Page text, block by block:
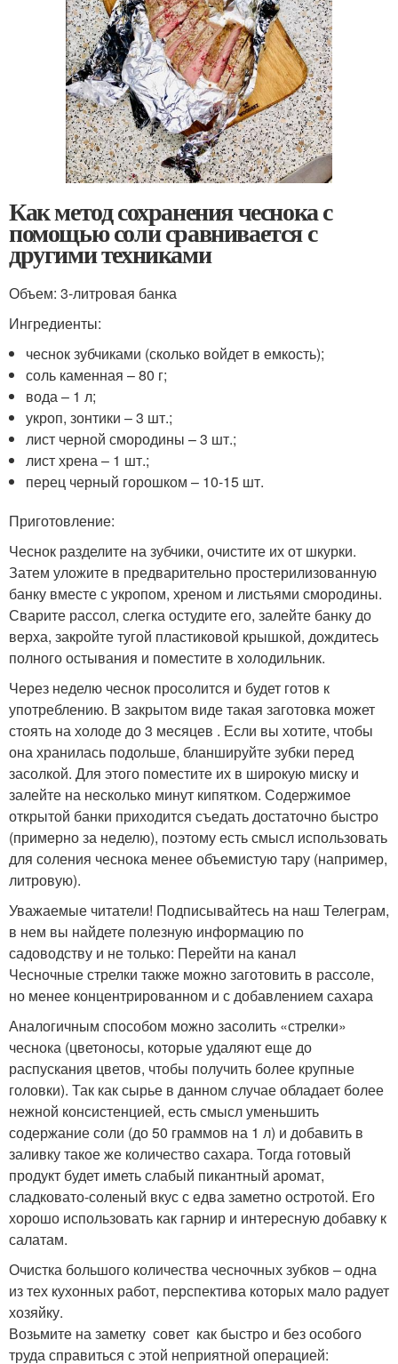
Как метод сохранения чеснока с
помощью соли сравнивается с
другими техниками
Объем: 3-литровая банка
Ингредиенты:
чеснок зубчиками (сколько войдет в емкость);
соль каменная – 80 г;
вода – 1 л;
укроп, зонтики – 3 шт.;
лист черной смородины – 3 шт.;
лист хрена – 1 шт.;
перец черный горошком – 10-15 шт.
Приготовление:
Чеснок разделите на зубчики, очистите их от шкурки.
Затем уложите в предварительно простерилизованную
банку вместе с укропом, хреном и листьями смородины.
Сварите рассол, слегка остудите его, залейте банку до
верха, закройте тугой пластиковой крышкой, дождитесь
полного остывания и поместите в холодильник.
Через неделю чеснок просолится и будет готов к
употреблению. В закрытом виде такая заготовка может
стоять на холоде до 3 месяцев . Если вы хотите, чтобы
она хранилась подольше, бланшируйте зубки перед
засолкой. Для этого поместите их в широкую миску и
залейте на несколько минут кипятком. Содержимое
открытой банки приходится съедать достаточно быстро
(примерно за неделю), поэтому есть смысл использовать
для соления чеснока менее объемистую тару (например,
литровую).
Уважаемые читатели! Подписывайтесь на наш Телеграм,
в нем вы найдете полезную информацию по
садоводству и не только: Перейти на канал
Чесночные стрелки также можно заготовить в рассоле,
но менее концентрированном и с добавлением сахара
Аналогичным способом можно засолить «стрелки»
чеснока (цветоносы, которые удаляют еще до
распускания цветов, чтобы получить более крупные
головки). Так как сырье в данном случае обладает более
нежной консистенцией, есть смысл уменьшить
содержание соли (до 50 граммов на 1 л) и добавить в
заливку такое же количество сахара. Тогда готовый
продукт будет иметь слабый пикантный аромат,
сладковато-соленый вкус с едва заметно остротой. Его
хорошо использовать как гарнир и интересную добавку к
салатам.
Очистка большого количества чесночных зубков – одна
из тех кухонных работ, перспектива которых мало радует
хозяйку.
Возьмите на заметку совет как быстро и без особого
труда справиться с этой неприятной операцией: